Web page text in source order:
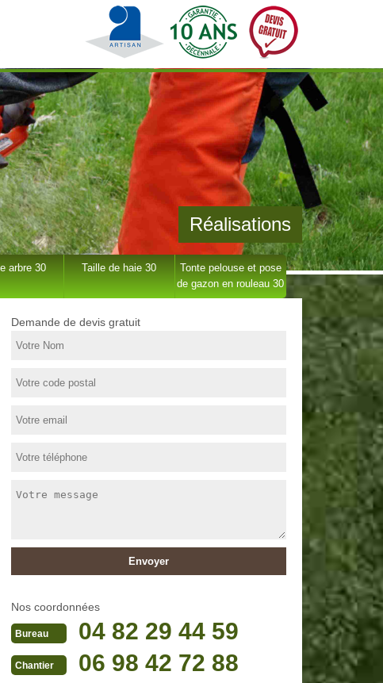
Réalisations
arbre 30 Taille de haie 30
Tonte pelouse et pose
de gazon en rouleau 30
Demande de devis gratuit
Nos coordonnées
Bureau 04 82 29 44 59
Chantier 06 98 42 72 88